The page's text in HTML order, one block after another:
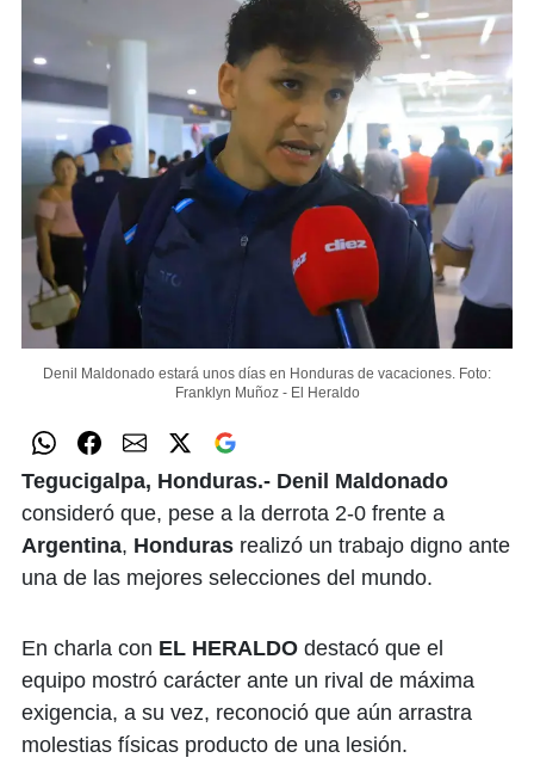
Denil Maldonado estará unos días en Honduras de vacaciones. Foto:
Franklyn Muñoz - El Heraldo
Tegucigalpa, Honduras.- Denil Maldonado
consideró que, pese a la derrota 2-0 frente a
Argentina, Honduras realizó un trabajo digno ante
una de las mejores selecciones del mundo.
En charla con EL HERALDO destacó que el
equipo mostró carácter ante un rival de máxima
exigencia, a su vez, reconoció que aún arrastra
molestias físicas producto de una lesión.